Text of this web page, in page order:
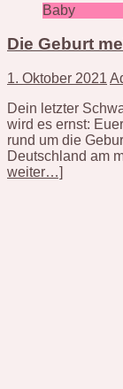
Baby
Die Geburt
1. Oktober 2021
Dein letzter
wird es ernst:
rund um die
Deutschland am
weiter…]